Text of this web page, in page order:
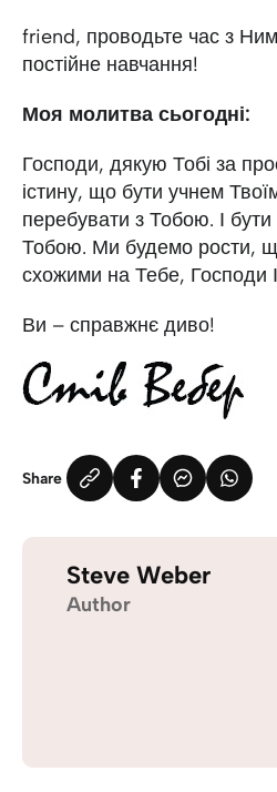
friend, проводьте час з
постійне навчання!
Моя молитва сьогодні:
Господи, дякую Тобі за
істину, що бути учнем
перебувати з Тобою. І
Тобою. Ми будемо рости,
схожими на Тебе, Господи
Ви – справжнє диво!
Share
Steve Weber
Author